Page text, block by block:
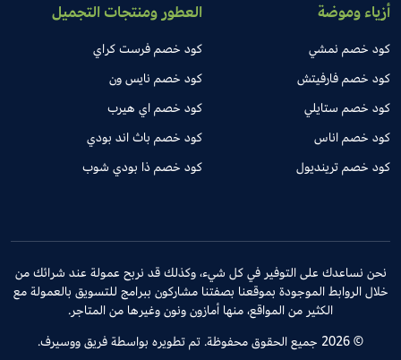
أزياء وموضة
كود خصم نمشي
كود خصم فارفيتش
كود خصم ستايلي
كود خصم اناس
كود خصم ترينديول
العطور ومنتجات التجميل
كود خصم فرست كراي
كود خصم نايس ون
كود خصم اي هيرب
كود خصم باث اند بودي
كود خصم ذا بودي شوب
نحن نساعدك على التوفير في كل شيء، وكذلك قد نربح عمولة عند شرائك من
خلال الروابط الموجودة بموقعنا بصفتنا مشاركون ببرامج للتسويق بالعمولة مع
الكثير من المواقع، منها أمازون ونون وغيرها من المتاجر.
© 2026 جميع الحقوق محفوظة. تم تطويره بواسطة فريق ووسيرف.